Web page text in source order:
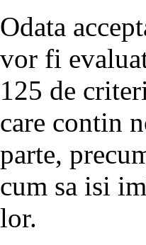
Odata
vor fi
125 de
care contin
parte,
cum sa isi
lor.